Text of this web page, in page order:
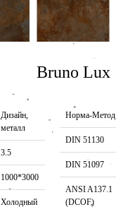
Bruno Lux
Дизайн,
металл
3.5
1000*3000
Холодный
Норма-Метод
DIN 51130
DIN 51097
ANSI A137.1
(DCOF)